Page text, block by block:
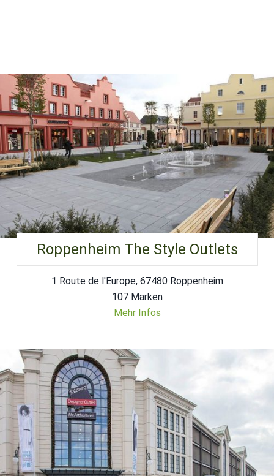
Roppenheim The Style Outlets
1 Route de l'Europe, 67480 Roppenheim
107 Marken
Mehr Infos